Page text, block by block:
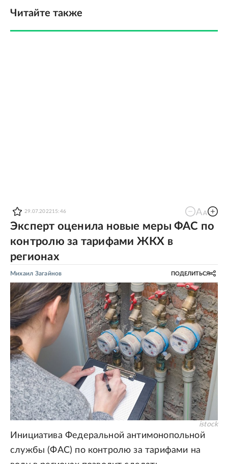
Читайте также
29.07.2022 15:46
Эксперт оценила новые меры ФАС по
контролю за тарифами ЖКХ в
регионах
Михаил Загайнов ПОДЕЛИТЬСЯ
istock
Инициатива Федеральной антимонопольной
службы (ФАС) по контролю за тарифами на